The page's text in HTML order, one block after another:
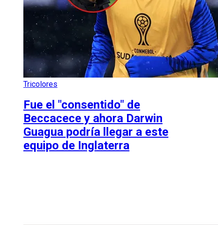
Tricolores
Fue el "consentido" de
Beccacece y ahora Darwin
Guagua podría llegar a este
equipo de Inglaterra